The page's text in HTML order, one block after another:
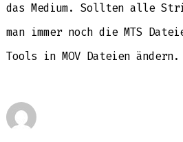
das Medium. Sollten alle
man immer noch die MTS
Tools in MOV Dateien ändern.